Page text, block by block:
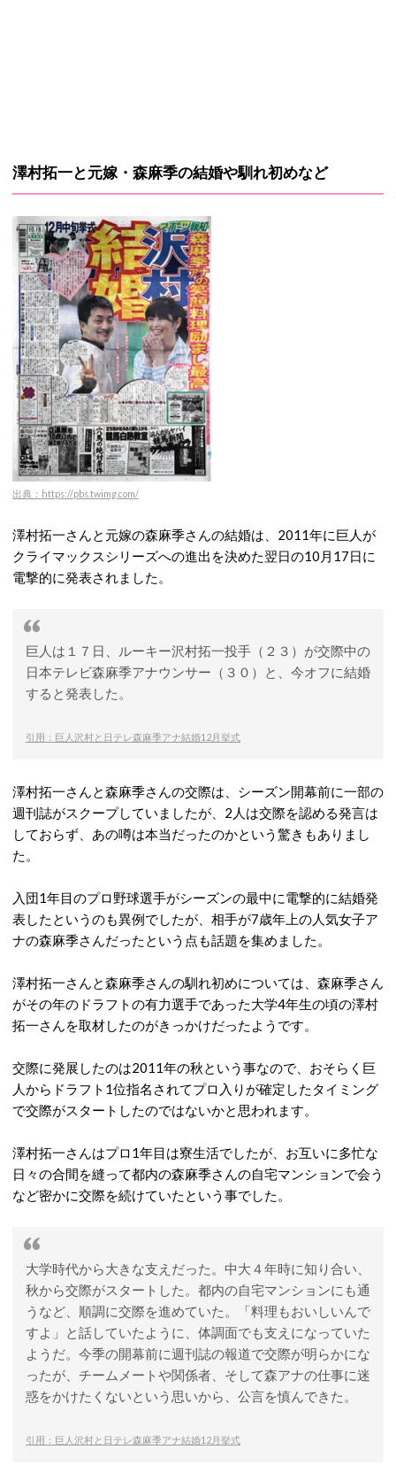
澤村拓一と元嫁・森麻季の結婚や馴れ初めなど
出典：https://pbs.twimg.com/
澤村拓一さんと元嫁の森麻季さんの結婚は、2011年に巨人が
クライマックスシリーズへの進出を決めた翌日の10月17日に
電撃的に発表されました。
巨人は１７日、ルーキー沢村拓一投手（２３）が交際中の
日本テレビ森麻季アナウンサー（３０）と、今オフに結婚
すると発表した。
引用：巨人沢村と日テレ森麻季アナ結婚12月挙式
澤村拓一さんと森麻季さんの交際は、シーズン開幕前に一部の
週刊誌がスクープしていましたが、2人は交際を認める発言は
しておらず、あの噂は本当だったのかという驚きもありまし
た。
入団1年目のプロ野球選手がシーズンの最中に電撃的に結婚発
表したというのも異例でしたが、相手が7歳年上の人気女子ア
ナの森麻季さんだったという点も話題を集めました。
澤村拓一さんと森麻季さんの馴れ初めについては、森麻季さん
がその年のドラフトの有力選手であった大学4年生の頃の澤村
拓一さんを取材したのがきっかけだったようです。
交際に発展したのは2011年の秋という事なので、おそらく巨
人からドラフト1位指名されてプロ入りが確定したタイミング
で交際がスタートしたのではないかと思われます。
澤村拓一さんはプロ1年目は寮生活でしたが、お互いに多忙な
日々の合間を縫って都内の森麻季さんの自宅マンションで会う
など密かに交際を続けていたという事でした。
大学時代から大きな支えだった。中大４年時に知り合い、
秋から交際がスタートした。都内の自宅マンションにも通
うなど、順調に交際を進めていた。「料理もおいしいんで
すよ」と話していたように、体調面でも支えになっていた
ようだ。今季の開幕前に週刊誌の報道で交際が明らかにな
ったが、チームメートや関係者、そして森アナの仕事に迷
惑をかけたくないという思いから、公言を慎んできた。
引用：巨人沢村と日テレ森麻季アナ結婚12月挙式